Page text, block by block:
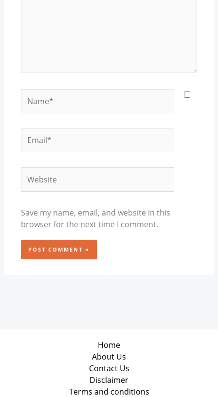
Save my name, email, and website in this
browser for the next time I comment.
Home
About Us
Contact Us
Disclaimer
Terms and conditions